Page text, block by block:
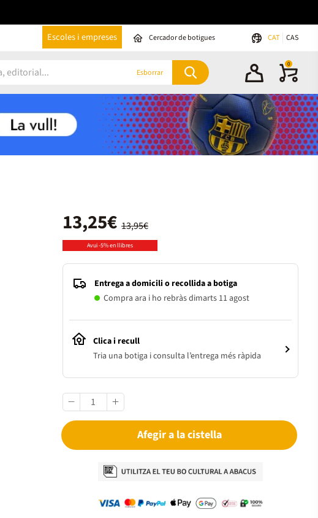
Escoles i empreses Cercador de botigues CAT CAS
Esborrar
0
13,95€
13,25€
Avui -5% en llibres
Entrega a domicili o recollida a botiga
Compra ara i ho rebràs dimarts 11 agost
Clica i recull
Tria una botiga i consulta l’entrega més ràpida
Afegir a la cistella